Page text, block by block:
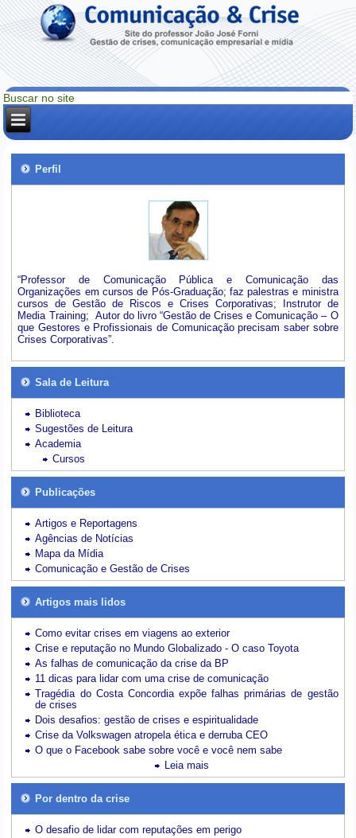
Perfil
“Professor de Comunicação Pública e Comunicação das
Organizações em cursos de Pós-Graduação; faz palestras e ministra
cursos de Gestão de Riscos e Crises Corporativas; Instrutor de
Media Training; Autor do livro “Gestão de Crises e Comunicação – O
que Gestores e Profissionais de Comunicação precisam saber sobre
Crises Corporativas”.
Sala de Leitura
Biblioteca
Sugestões de Leitura
Academia
Cursos
Publicações
Artigos e Reportagens
Agências de Notícias
Mapa da Mídia
Comunicação e Gestão de Crises
Artigos mais lidos
Como evitar crises em viagens ao exterior
Crise e reputação no Mundo Globalizado - O caso Toyota
As falhas de comunicação da crise da BP
11 dicas para lidar com uma crise de comunicação
Tragédia do Costa Concordia expõe falhas primárias de gestão
de crises
Dois desafios: gestão de crises e espiritualidade
Crise da Volkswagen atropela ética e derruba CEO
O que o Facebook sabe sobre você e você nem sabe
Leia mais
Por dentro da crise
O desafio de lidar com reputações em perigo